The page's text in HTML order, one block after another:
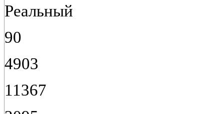
Реальный
90
4903
11367